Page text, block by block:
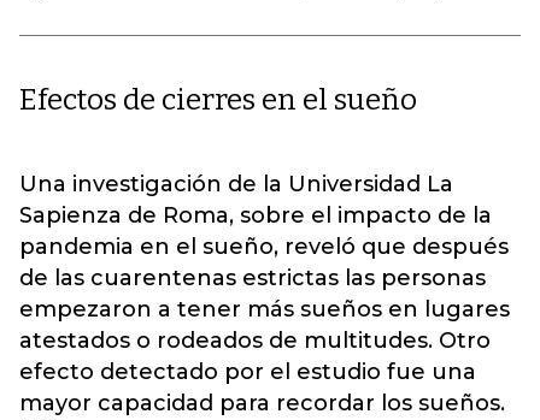
Efectos de cierres en el sueño
Una investigación de la Universidad La
Sapienza de Roma, sobre el impacto de la
pandemia en el sueño, reveló que después
de las cuarentenas estrictas las personas
empezaron a tener más sueños en lugares
atestados o rodeados de multitudes. Otro
efecto detectado por el estudio fue una
mayor capacidad para recordar los sueños.